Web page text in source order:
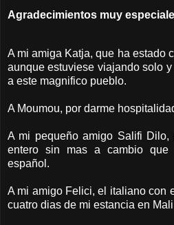
Agradecimientos muy
A mi amiga Katja, que ha estado
aunque estuviese viajando solo
a este magnifico pueblo.
A Moumou, por darme
A mi pequeño amigo Salifi Dilo,
entero sin mas a cambio que
español.
A mi amigo Felici, el italiano con
cuatro dias de mi estancia en